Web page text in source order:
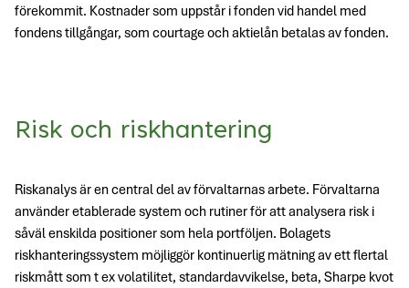
förekommit. Kostnader som uppstår i fonden vid handel med
fondens tillgångar, som courtage och aktielån betalas av fonden.
Risk och riskhantering
Riskanalys är en central del av förvaltarnas arbete. Förvaltarna
använder etablerade system och rutiner för att analysera risk i
såväl enskilda positioner som hela portföljen. Bolagets
riskhanteringssystem möjliggör kontinuerlig mätning av ett flertal
riskmått som t ex volatilitet, standardavvikelse, beta, Sharpe kvot